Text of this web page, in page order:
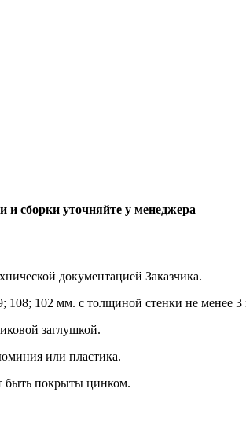
и сборки уточняйте у менеджера
документацией Заказчика.
108; 102 мм. с толщиной стенки не менее
заглушкой.
или пластика.
быть покрыты цинком.